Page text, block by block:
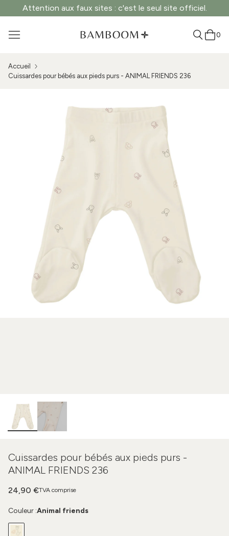
Attention aux faux sites : c'est le seul site officiel.
0
Accueil
Cuissardes pour bébés aux pieds purs - ANIMAL FRIENDS 236
Cuissardes pour bébés aux pieds purs -
ANIMAL FRIENDS 236
TVA comprise
24,90 €
Couleur :Animal friends